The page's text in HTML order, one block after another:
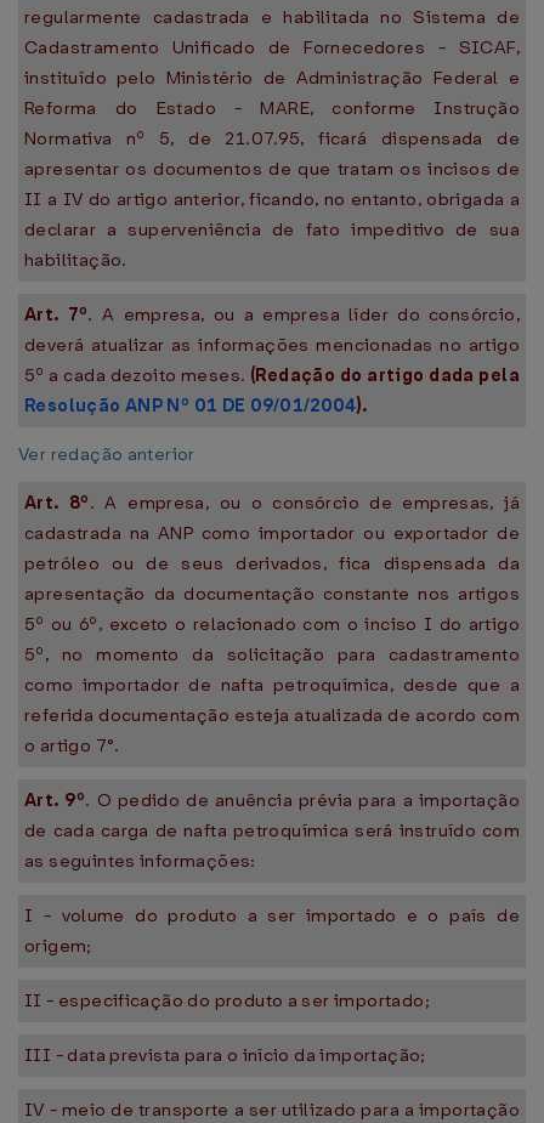
regularmente cadastrada e habilitada no Sistema de
Cadastramento Unificado de Fornecedores - SICAF,
instituído pelo Ministério de Administração Federal e
Reforma do Estado - MARE, conforme Instrução
Normativa nº 5, de 21.07.95, ficará dispensada de
apresentar os documentos de que tratam os incisos de
II a IV do artigo anterior, ficando, no entanto, obrigada a
declarar a superveniência de fato impeditivo de sua
habilitação.
Art. 7º. A empresa, ou a empresa líder do consórcio,
deverá atualizar as informações mencionadas no artigo
5º a cada dezoito meses. (Redação do artigo dada pela
Resolução ANP Nº 01 DE 09/01/2004).
Ver redação anterior
Art. 8º. A empresa, ou o consórcio de empresas, já
cadastrada na ANP como importador ou exportador de
petróleo ou de seus derivados, fica dispensada da
apresentação da documentação constante nos artigos
5º ou 6º, exceto o relacionado com o inciso I do artigo
5º, no momento da solicitação para cadastramento
como importador de nafta petroquímica, desde que a
referida documentação esteja atualizada de acordo com
o artigo 7°.
Art. 9º. O pedido de anuência prévia para a importação
de cada carga de nafta petroquímica será instruído com
as seguintes informações:
I - volume do produto a ser importado e o país de
origem;
II - especificação do produto a ser importado;
III - data prevista para o início da importação;
IV - meio de transporte a ser utilizado para a importação